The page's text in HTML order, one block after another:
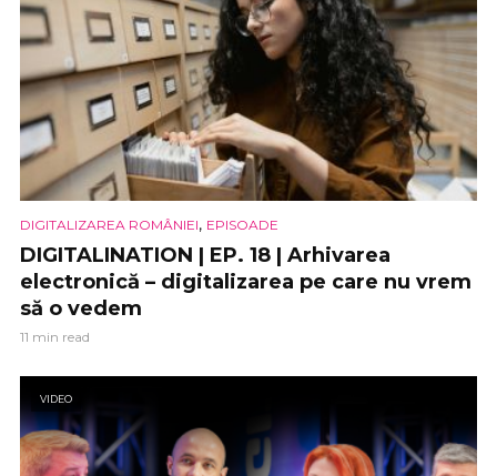
DIGITALIZAREA ROMÂNIEI, EPISOADE
DIGITALINATION | EP. 18 | Arhivarea
electronică – digitalizarea pe care nu vrem
să o vedem
11 min read
VIDEO